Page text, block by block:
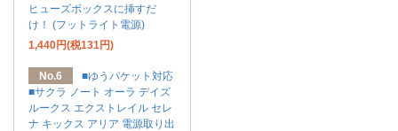
ヒューズボックスに挿すだ
け！ (フットライト電源)
1,440円(税131円)
No.6
■ゆうパケット対応
■サクラ ノート オーラ デイズ
ルークス エクストレイル セレ
ナ キックス アリア 電源取り出